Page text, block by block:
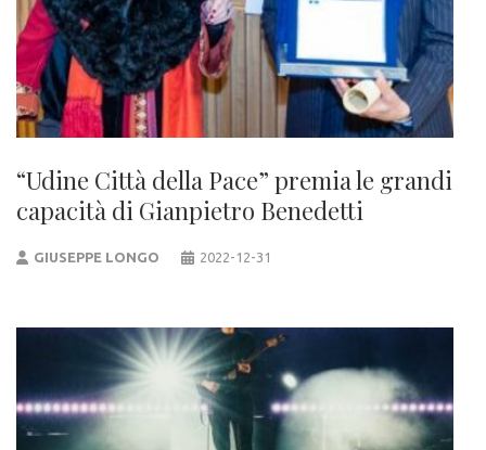
“Udine Città della Pace” premia le grandi
capacità di Gianpietro Benedetti
GIUSEPPE LONGO 2022-12-31